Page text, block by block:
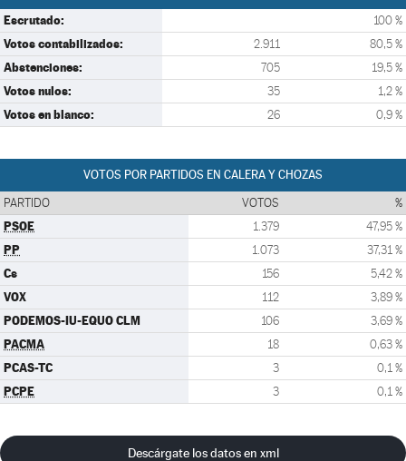
Escrutado: 100 %
Votos contabilizados: 2.911 80,5 %
Abstenciones: 705 19,5 %
Votos nulos: 35 1,2 %
Votos en blanco: 26 0,9 %
VOTOS POR PARTIDOS EN CALERA Y CHOZAS
PARTIDO VOTOS %
PSOE 1.379 47,95 %
PP 1.073 37,31 %
Cs 156 5,42 %
VOX 112 3,89 %
PODEMOS-IU-EQUO CLM 106 3,69 %
PACMA 18 0,63 %
PCAS-TC 3 0,1 %
PCPE 3 0,1 %
Descárgate los datos en xml